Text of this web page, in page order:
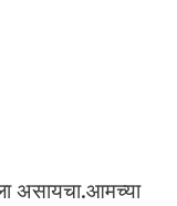
असायचा.आमच्या